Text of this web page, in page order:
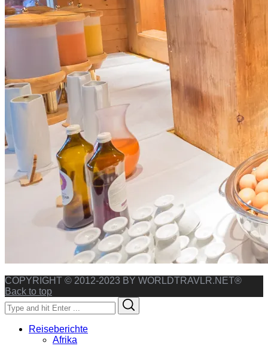
COPYRIGHT © 2012-2023 BY WORLDTRAVLR.NET®
Back to top
Search
for:
Reiseberichte
Afrika